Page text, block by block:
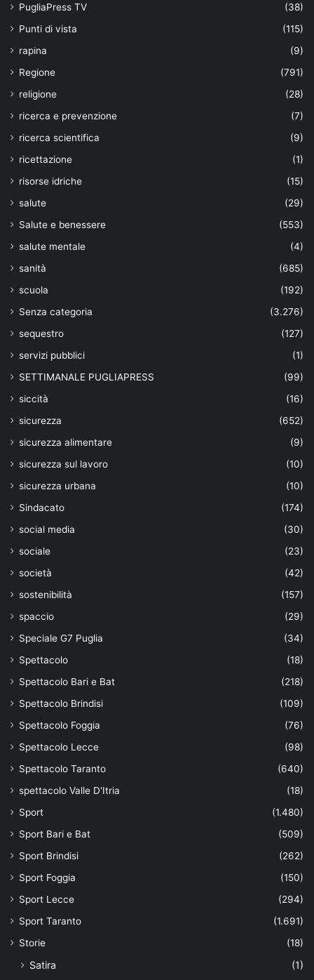
PugliaPress TV
(38)
Punti di vista
(115)
rapina
(9)
Regione
(791)
religione
(28)
ricerca e prevenzione
(7)
ricerca scientifica
(9)
ricettazione
(1)
risorse idriche
(15)
salute
(29)
Salute e benessere
(553)
salute mentale
(4)
sanità
(685)
scuola
(192)
Senza categoria
(3.276)
sequestro
(127)
servizi pubblici
(1)
SETTIMANALE PUGLIAPRESS
(99)
siccità
(16)
sicurezza
(652)
sicurezza alimentare
(9)
sicurezza sul lavoro
(10)
sicurezza urbana
(10)
Sindacato
(174)
social media
(30)
sociale
(23)
società
(42)
sostenibilità
(157)
spaccio
(29)
Speciale G7 Puglia
(34)
Spettacolo
(18)
Spettacolo Bari e Bat
(218)
Spettacolo Brindisi
(109)
Spettacolo Foggia
(76)
Spettacolo Lecce
(98)
Spettacolo Taranto
(640)
spettacolo Valle D'Itria
(18)
Sport
(1.480)
Sport Bari e Bat
(509)
Sport Brindisi
(262)
Sport Foggia
(150)
Sport Lecce
(294)
Sport Taranto
(1.691)
Storie
(18)
Satira (1)